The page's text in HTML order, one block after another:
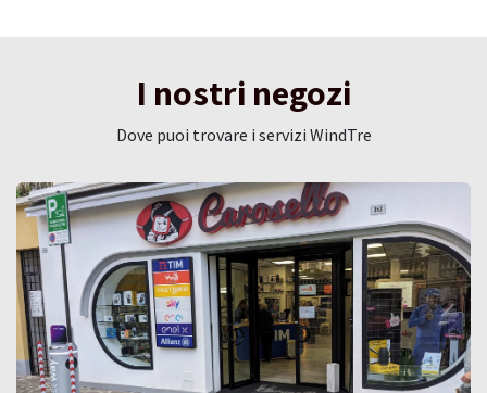
I nostri negozi
Dove puoi trovare i servizi WindTre